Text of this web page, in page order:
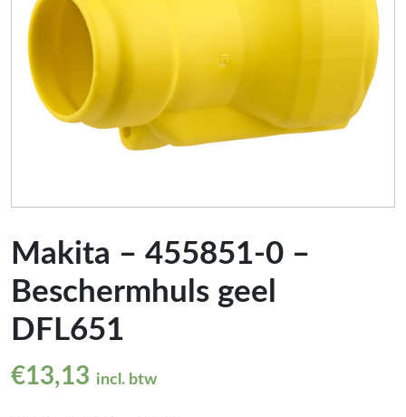
Makita – 455851-0 –
Beschermhuls geel
DFL651
€13,13 incl. btw